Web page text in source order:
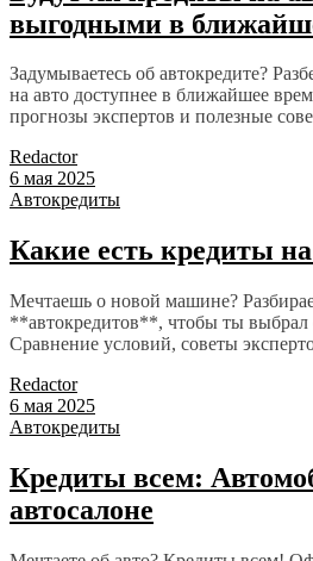
выгодными в
Задумываетесь об автокредите?
на авто доступнее в ближайшее
прогнозы экспертов и полезные
Redactor
6 мая 2025
Автокредиты
Какие есть кредиты
Мечтаешь о новой машине?
**автокредитов**, чтобы ты
Сравнение условий, советы
Redactor
6 мая 2025
Автокредиты
Кредиты всем:
автосалоне